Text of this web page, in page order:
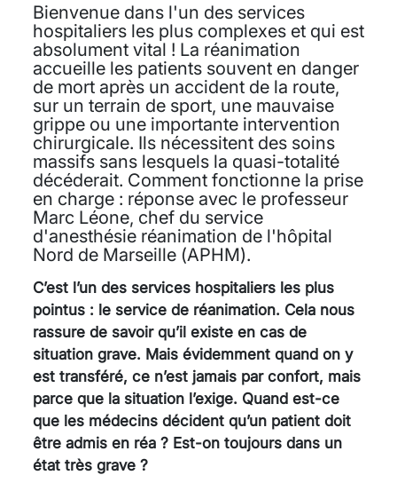
Bienvenue dans l'un des services
hospitaliers les plus complexes et qui est
absolument vital ! La réanimation
accueille les patients souvent en danger
de mort après un accident de la route,
sur un terrain de sport, une mauvaise
grippe ou une importante intervention
chirurgicale. Ils nécessitent des soins
massifs sans lesquels la quasi-totalité
décéderait. Comment fonctionne la prise
en charge : réponse avec le professeur
Marc Léone, chef du service
d'anesthésie réanimation de l'hôpital
Nord de Marseille (APHM).
C’est l’un des services hospitaliers les plus
pointus : le service de réanimation. Cela nous
rassure de savoir qu’il existe en cas de
situation grave. Mais évidemment quand on y
est transféré, ce n’est jamais par confort, mais
parce que la situation l’exige. Quand est-ce
que les médecins décident qu’un patient doit
être admis en réa ? Est-on toujours dans un
état très grave ?